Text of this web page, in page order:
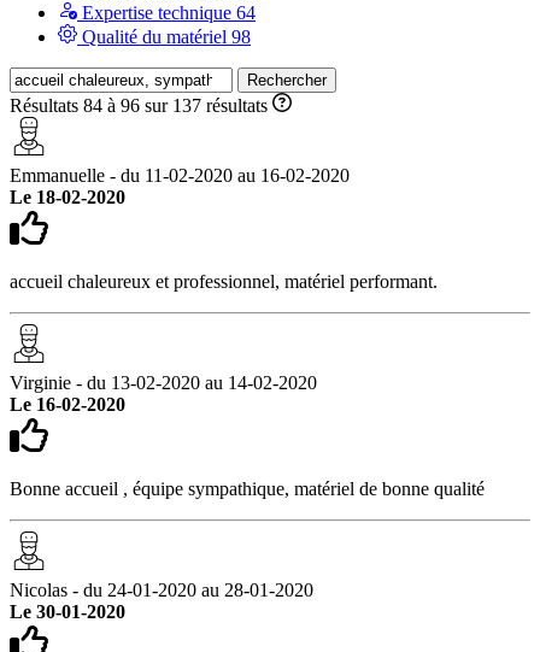
Expertise technique 64
Qualité du matériel 98
Rechercher
Résultats 84 à 96 sur 137 résultats
Emmanuelle - du 11-02-2020 au 16-02-2020
Le 18-02-2020
accueil chaleureux et professionnel, matériel performant.
Virginie - du 13-02-2020 au 14-02-2020
Le 16-02-2020
Bonne accueil , équipe sympathique, matériel de bonne qualité
Nicolas - du 24-01-2020 au 28-01-2020
Le 30-01-2020